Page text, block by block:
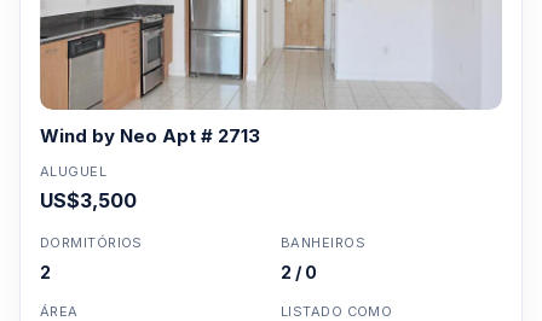
Wind by Neo Apt # 2713
ALUGUEL
US$3,500
DORMITÓRIOS
2
BANHEIROS
2 / 0
ÁREA LISTADO COMO